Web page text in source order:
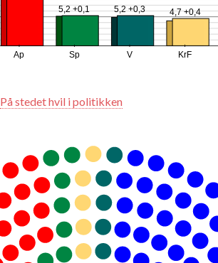
5,2 +0,1 5,2 +0,3 4,7 +0,4
Ap Sp V KrF
På stedet hvil i politikken